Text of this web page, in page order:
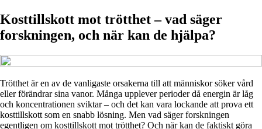
Kosttillskott mot trötthet – vad säger
forskningen, och när kan de hjälpa?
Trötthet är en av de vanligaste orsakerna till att människor söker vård
eller förändrar sina vanor. Många upplever perioder då energin är låg
och koncentrationen sviktar – och det kan vara lockande att prova ett
kosttillskott som en snabb lösning. Men vad säger forskningen
egentligen om kosttillskott mot trötthet? Och när kan de faktiskt göra